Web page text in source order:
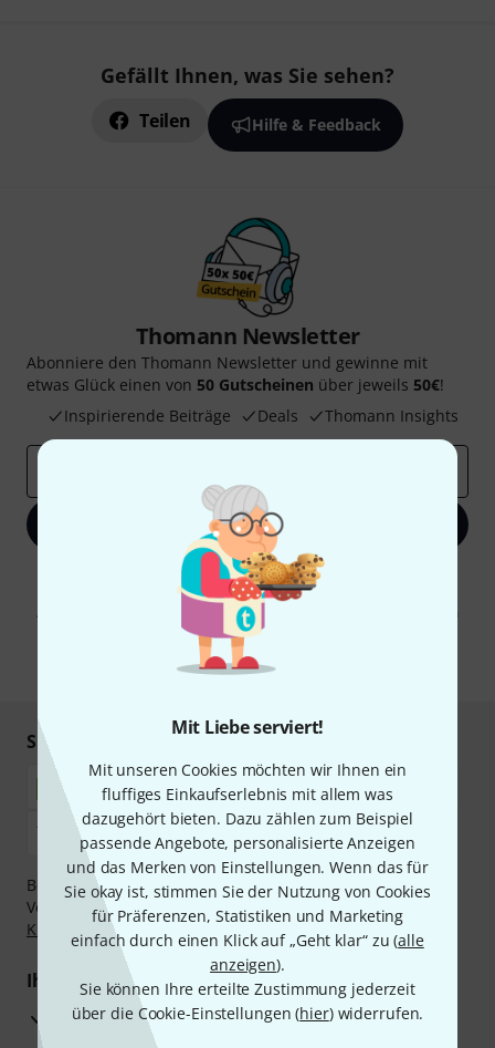
Mit Liebe serviert!
Mit unseren Cookies möchten wir Ihnen ein
fluffiges Einkaufserlebnis mit allem was
dazugehört bieten. Dazu zählen zum Beispiel
passende Angebote, personalisierte Anzeigen
und das Merken von Einstellungen. Wenn das für
Sie okay ist, stimmen Sie der Nutzung von Cookies
für Präferenzen, Statistiken und Marketing
einfach durch einen Klick auf „Geht klar“ zu (alle
anzeigen).
Sie können Ihre erteilte Zustimmung jederzeit
über die Cookie-Einstellungen (hier) widerrufen.
Gefällt Ihnen, was Sie sehen?
Teilen Hilfe & Feedback
Thomann Newsletter
Abonniere den Thomann Newsletter und gewinne mit
etwas Glück einen von 50 Gutscheinen über jeweils 50€!
Inspirierende Beiträge
Deals Thomann Insights
Jetzt anmelden
Mit Klick auf „Jetzt anmelden“ stimmen Sie dem Erhalt von E-Mail-
Werbung und einer Messung des E-Mail-Nutzungsverhaltens zu. Die
Abmeldung ist jederzeit möglich. Weitere Informationen finden Sie in
unseren
Datenschutzhinweisen
* Pflichtfeld
Sicher einkaufen & bezahlen
Bezahlen Sie vertraulich und sicher per Nachnahme,
Vorkasse, PayPal, Amazon Pay, Klarna Sofort bezahlen
Klarna Ratenzahlungoder Kreditkarte.
Ihre Vorteile
3 Jahre Thomann Garantie